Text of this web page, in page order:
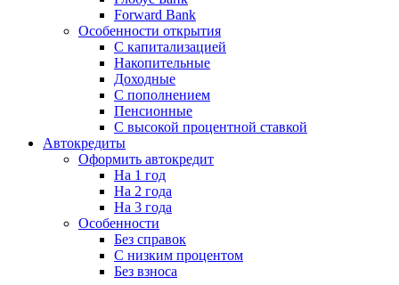
Forward Bank
Особенности открытия
С капитализацией
Накопительные
Доходные
С пополнением
Пенсионные
С высокой процентной ставкой
Автокредиты
Оформить автокредит
На 1 год
На 2 года
На 3 года
Особенности
Без справок
С низким процентом
Без взноса